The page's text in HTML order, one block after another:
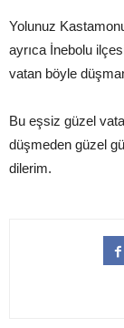
Yolunuz
ayrıca İnebolu
vatan böyle
Bu eşsiz güzel
düşmeden güzel
dilerim.